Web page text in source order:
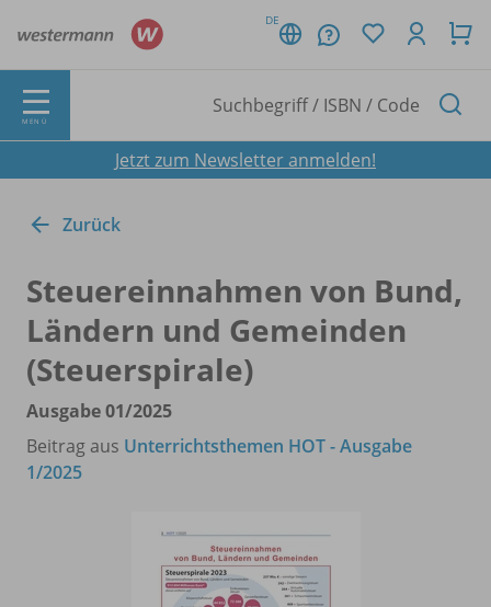
DE
MENÜ
Jetzt zum Newsletter anmelden!
Zurück
Steuereinnahmen von Bund,
Ländern und Gemeinden
(Steuerspirale)
Ausgabe 01/2025
Beitrag aus Unterrichtsthemen HOT - Ausgabe
1/2025